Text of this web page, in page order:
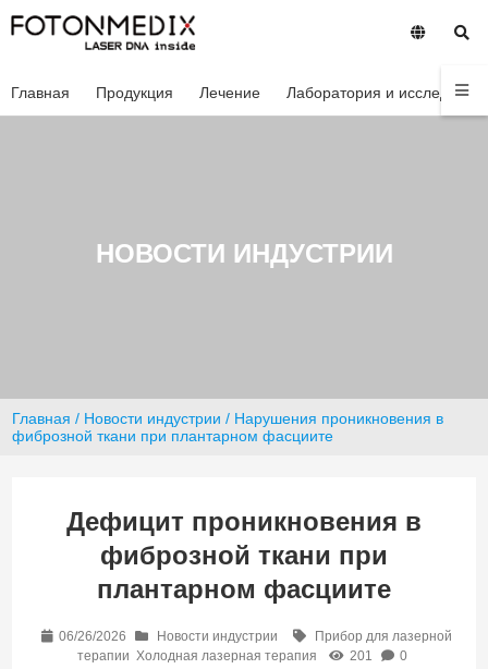
Главная Продукция Лечение Лаборатория и
НОВОСТИ ИНДУСТРИИ
Главная / Новости индустрии / Нарушения проникновения в
фиброзной ткани при плантарном фасциите
Дефицит проникновения в
фиброзной ткани при
плантарном фасциите
06/26/2026 Новости индустрии
Прибор для лазерной
терапии Холодная лазерная терапия 201 0